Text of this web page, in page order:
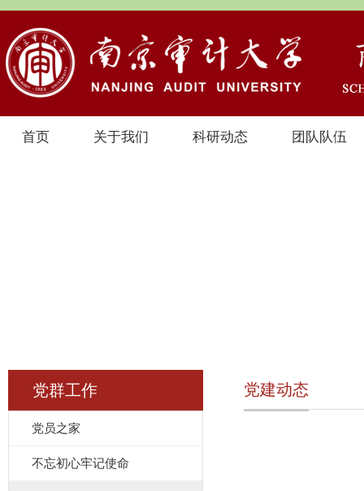
首页 关于我们 科研动态 团队队伍
党群工作
党员之家
不忘初心牢记使命
党建动态